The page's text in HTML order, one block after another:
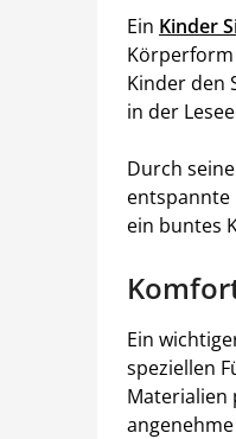
Ein Kinder
Körperform
Kinder den
in der
Durch
entspannte
ein buntes
Ein
speziellen
Materialien